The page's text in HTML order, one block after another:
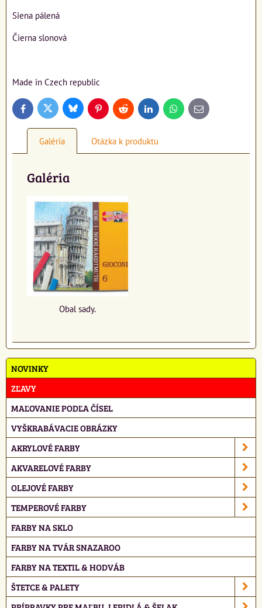
Siena pálená
Čierna slonová
Made in Czech republic
FacebookTwitter BlueskyPinterestReddit LinkedInWhatsApp
E-
mail
Galéria Otázka k produktu
Galéria
Obal sady.
NOVINKY
ZĽAVY
MAĽOVANIE PODĽA ČÍSEL
VYŠKRABÁVACIE OBRÁZKY
AKRYLOVÉ FARBY
AKVARELOVÉ FARBY
OLEJOVÉ FARBY
TEMPEROVÉ FARBY
FARBY NA SKLO
FARBY NA TVÁR SNAZAROO
FARBY NA TEXTIL & HODVÁB
ŠTETCE & PALETY